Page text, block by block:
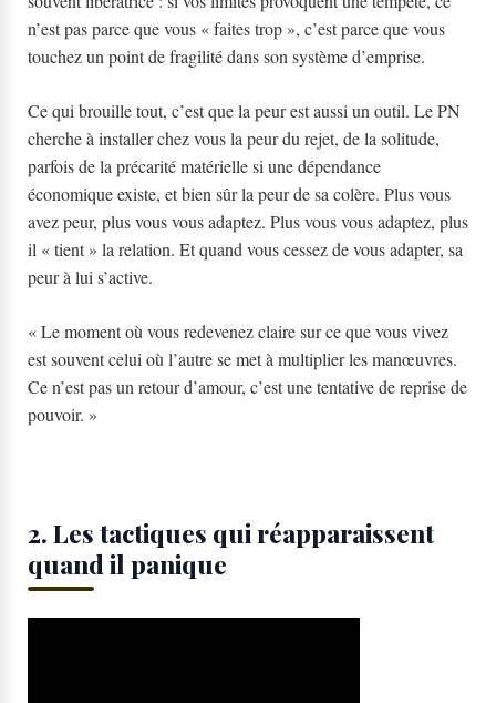
n’est pas parce que vous « faites trop », c’est parce que vous
touchez un point de fragilité dans son système d’emprise.
Ce qui brouille tout, c’est que la peur est aussi un outil. Le PN
cherche à installer chez vous la peur du rejet, de la solitude,
parfois de la précarité matérielle si une dépendance
économique existe, et bien sûr la peur de sa colère. Plus vous
avez peur, plus vous vous adaptez. Plus vous vous adaptez, plus
il « tient » la relation. Et quand vous cessez de vous adapter, sa
peur à lui s’active.
« Le moment où vous redevenez claire sur ce que vous vivez
est souvent celui où l’autre se met à multiplier les manœuvres.
Ce n’est pas un retour d’amour, c’est une tentative de reprise de
pouvoir. »
2. Les tactiques qui réapparaissent
quand il panique